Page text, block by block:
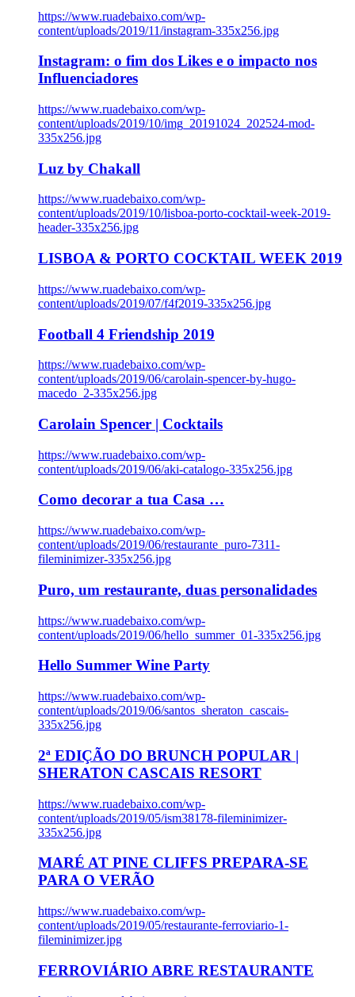
https://www.ruadebaixo.com/wp-
content/uploads/2019/11/instagram-335x256.jpg
Instagram: o fim dos Likes e o impacto nos
Influenciadores
https://www.ruadebaixo.com/wp-
content/uploads/2019/10/img_20191024_202524-mod-
335x256.jpg
Luz by Chakall
https://www.ruadebaixo.com/wp-
content/uploads/2019/10/lisboa-porto-cocktail-week-2019-
header-335x256.jpg
LISBOA & PORTO COCKTAIL WEEK 2019
https://www.ruadebaixo.com/wp-
content/uploads/2019/07/f4f2019-335x256.jpg
Football 4 Friendship 2019
https://www.ruadebaixo.com/wp-
content/uploads/2019/06/carolain-spencer-by-hugo-
macedo_2-335x256.jpg
Carolain Spencer | Cocktails
https://www.ruadebaixo.com/wp-
content/uploads/2019/06/aki-catalogo-335x256.jpg
Como decorar a tua Casa …
https://www.ruadebaixo.com/wp-
content/uploads/2019/06/restaurante_puro-7311-
fileminimizer-335x256.jpg
Puro, um restaurante, duas personalidades
https://www.ruadebaixo.com/wp-
content/uploads/2019/06/hello_summer_01-335x256.jpg
Hello Summer Wine Party
https://www.ruadebaixo.com/wp-
content/uploads/2019/06/santos_sheraton_cascais-
335x256.jpg
2ª EDIÇÃO DO BRUNCH POPULAR |
SHERATON CASCAIS RESORT
https://www.ruadebaixo.com/wp-
content/uploads/2019/05/ism38178-fileminimizer-
335x256.jpg
MARÉ AT PINE CLIFFS PREPARA-SE
PARA O VERÃO
https://www.ruadebaixo.com/wp-
content/uploads/2019/05/restaurante-ferroviario-1-
fileminimizer.jpg
FERROVIÁRIO ABRE RESTAURANTE